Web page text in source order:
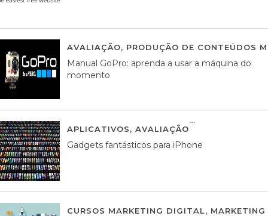
AVALIAÇÃO, PRODUÇÃO DE CONTEÚDOS
Manual GoPro: aprenda a usar a máquina do
momento
APLICATIVOS, AVALIAÇÃO
Gadgets fantásticos para iPhone
CURSOS MARKETING DIGITAL,